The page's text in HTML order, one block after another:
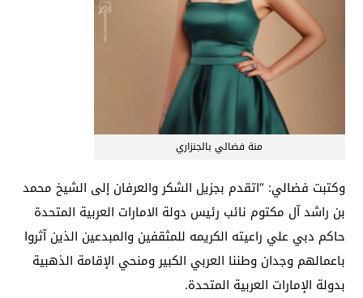
منة فضالي بالجنزاري
وكتبت فضالي: “اتقدم بجزيل الشكر والعرفان إلى الشيخ محمد
بن راشد آل مكتوم نائب رئيس دولة الامارات العربية المتحدة
حاكم دبي علي راعيته الكريمه للمثقفين والمبدعين الذين آثروا
باعمالهم وجدان وطننا العربي الكبير ومنحي الإقامة الذهبية
بدولة الإمارات العربية المتحدة.